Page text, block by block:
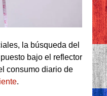
la búsqueda del
bajo el reflector
consumo diario de
.